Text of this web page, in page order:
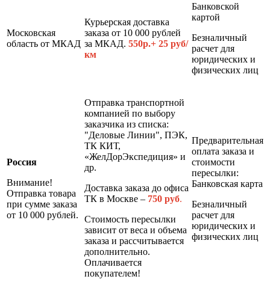
Московская
область от МКАД
Курьерская доставка
заказа от 10 000 рублей
за МКАД. 550р.+ 25 руб/
км
Банковской
картой
Безналичный
расчет для
юридических и
физических лиц
Россия
Внимание!
Отправка товара
при сумме заказа
от 10 000 рублей.
Отправка транспортной
компанией по выбору
заказчика из списка:
"Деловые Линии", ПЭК,
ТК КИТ,
«ЖелДорЭкспедиция» и
др.
Доставка заказа до офиса
ТК в Москве – 750 руб.
Стоимость пересылки
зависит от веса и объема
заказа и рассчитывается
дополнительно.
Оплачивается
покупателем!
Предварительная
оплата заказа и
стоимости
пересылки:
Банковская карта
Безналичный
расчет для
юридических и
физических лиц